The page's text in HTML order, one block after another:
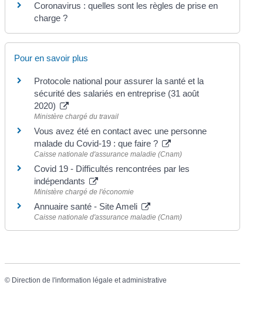
Coronavirus : quelles sont les règles de prise en
charge ?
Pour en savoir plus
Protocole national pour assurer la santé et la
sécurité des salariés en entreprise (31 août
2020)
Ministère chargé du travail
Vous avez été en contact avec une personne
malade du Covid-19 : que faire ?
Caisse nationale d'assurance maladie (Cnam)
Covid 19 - Difficultés rencontrées par les
indépendants
Ministère chargé de l'économie
Annuaire santé - Site Ameli
Caisse nationale d'assurance maladie (Cnam)
© Direction de l'information légale et administrative